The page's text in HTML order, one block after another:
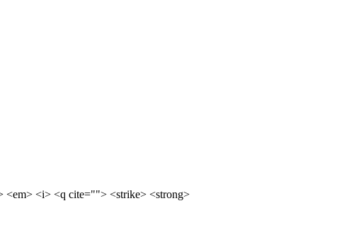
<i> <q cite=""> <strike> <strong>